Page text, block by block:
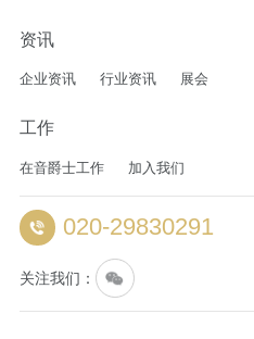
资讯
企业资讯 行业资讯 展会
工作
在音爵士工作 加入我们
020-29830291
关注我们：